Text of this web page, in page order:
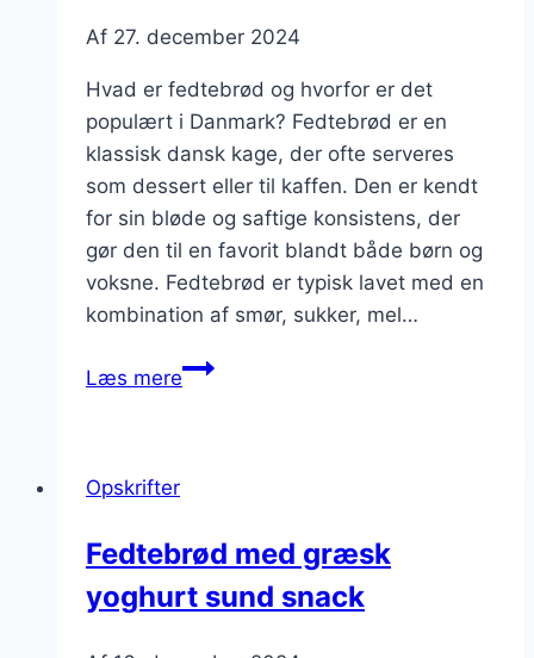
Af 27. december 2024
Hvad er fedtebrød og hvorfor er det
populært i Danmark? Fedtebrød er en
klassisk dansk kage, der ofte serveres
som dessert eller til kaffen. Den er kendt
for sin bløde og saftige konsistens, der
gør den til en favorit blandt både børn og
voksne. Fedtebrød er typisk lavet med en
kombination af smør, sukker, mel…
Læs mereFedtebrød
Opskrifter
Fedtebrød med græsk
yoghurt sund snack